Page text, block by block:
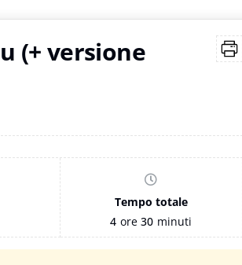
(+ versione
Tempo totale
4 ore30 minuti